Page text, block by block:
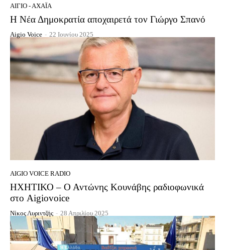
ΑΊΓΙΟ - ΑΧΑΪ́Α
Η Νέα Δημοκρατία αποχαιρετά τον Γιώργο Σπανό
Aigio Voice - 22 Ιουνίου 2025
AIGIO VOICE RADIO
ΗΧΗΤΙΚΟ – Ο Αντώνης Κουνάβης ραδιοφωνικά
στο Aigiovoice
Νίκος Λυριντζής - 28 Απριλίου 2025